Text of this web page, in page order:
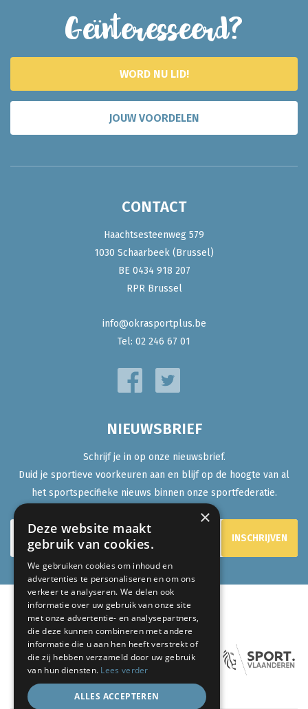
Geïnteresseerd?
WORD NU LID!
JOUW VOORDELEN
CONTACT
Haachtsesteenweg 579
1030 Schaarbeek (Brussel)
BE 0434 918 207
RPR Brussel
info@okrasportplus.be
Tel: 02 246 67 01
NIEUWSBRIEF
Schrijf je in op onze nieuwsbrief.
Duid je sportieve voorkeuren aan en blijf op de hoogte van al
het sportspecifieke nieuws binnen onze sportfederatie.
ONZE PARTNERS:
×
Deze website maakt
gebruik van cookies.
We gebruiken cookies om inhoud en
advertenties te personaliseren en om ons
verkeer te analyseren. We delen ook
informatie over uw gebruik van onze site
met onze advertentie- en analysepartners,
die deze kunnen combineren met andere
informatie die u aan hen heeft verstrekt of
die zij hebben verzameld door uw gebruik
van hun diensten. Lees verder
ALLES ACCEPTEREN